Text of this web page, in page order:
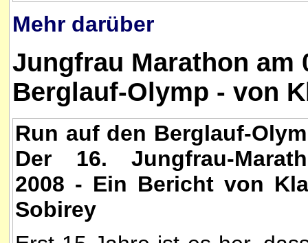
Mehr darüber
Jungfrau Marathon am
Berglauf-Olymp - von
Run auf den Berglauf-
Der 16. Jungfrau-
2008 - Ein Bericht von
Sobirey